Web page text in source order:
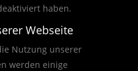
haben.
Webseite
Nutzung unserer
werden einige